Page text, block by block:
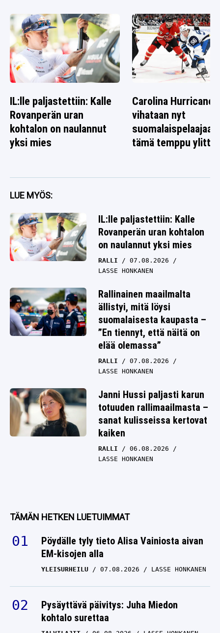
IL:lle paljastettiin: Kalle
Rovanperän uran
kohtalon on naulannut
yksi mies
Carolina
vihataan nyt
suomalaispelaajaa
tämä temppu ylitti
LUE MYÖS:
IL:lle paljastettiin: Kalle
Rovanperän uran kohtalon
on naulannut yksi mies
RALLI
07.08.2026
LASSE HONKANEN
Rallinainen maailmalta
ällistyi, mitä löysi
suomalaisesta kaupasta –
”En tiennyt, että näitä on
elää olemassa”
RALLI
07.08.2026
LASSE HONKANEN
Janni Hussi paljasti karun
totuuden rallimaailmasta –
sanat kulisseissa kertovat
kaiken
RALLI
06.08.2026
LASSE HONKANEN
TÄMÄN HETKEN LUETUIMMAT
Pöydälle tyly tieto Alisa Vainiosta aivan
EM-kisojen alla
YLEISURHEILU 07.08.2026 LASSE HONKANEN
Pysäyttävä päivitys: Juha Miedon
kohtalo surettaa